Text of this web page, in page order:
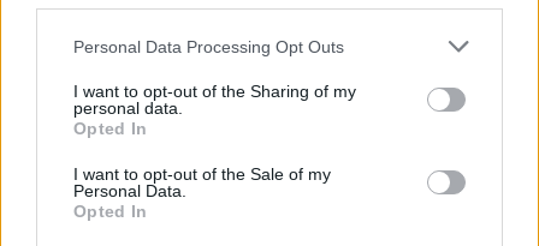
Please note that this website/app uses one or more Google
not limited to your visit or usage behaviour. You may click to
grant or deny consent to Google and its third-party tags to
use your data for below specified purposes in below Google
consent section.
Personal Data Processing Opt Outs
I want to opt-out of the Sharing of my
personal data.
Opted In
I want to opt-out of the Sale of my
Personal Data.
Opted In
Γιουβέντους
Μπάγερν Μονάχου